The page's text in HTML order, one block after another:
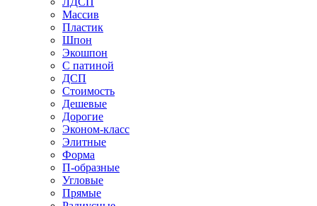
Массив
Пластик
Шпон
Экошпон
С патиной
ДСП
Стоимость
Дешевые
Дорогие
Эконом-класс
Элитные
Форма
П-образные
Угловые
Прямые